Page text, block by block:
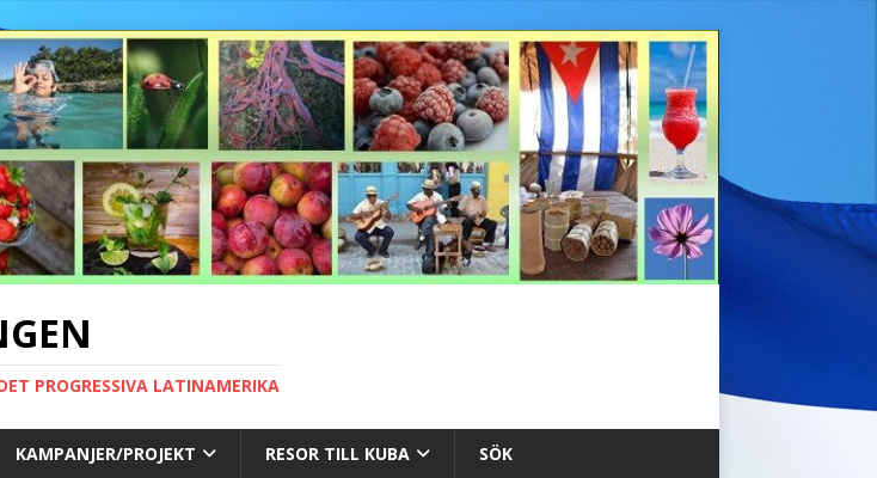
PROGRESSIVA LATINAMERIKA
KAMPANJER/PROJEKT RESOR TILL KUBA SÖK